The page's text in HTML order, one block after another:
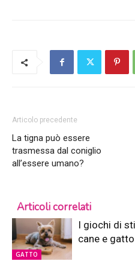
Articolo precedente
La tigna può essere
trasmessa dal coniglio
all’essere umano?
Articoli correlati
GATTO
I giochi di
cane e gatto